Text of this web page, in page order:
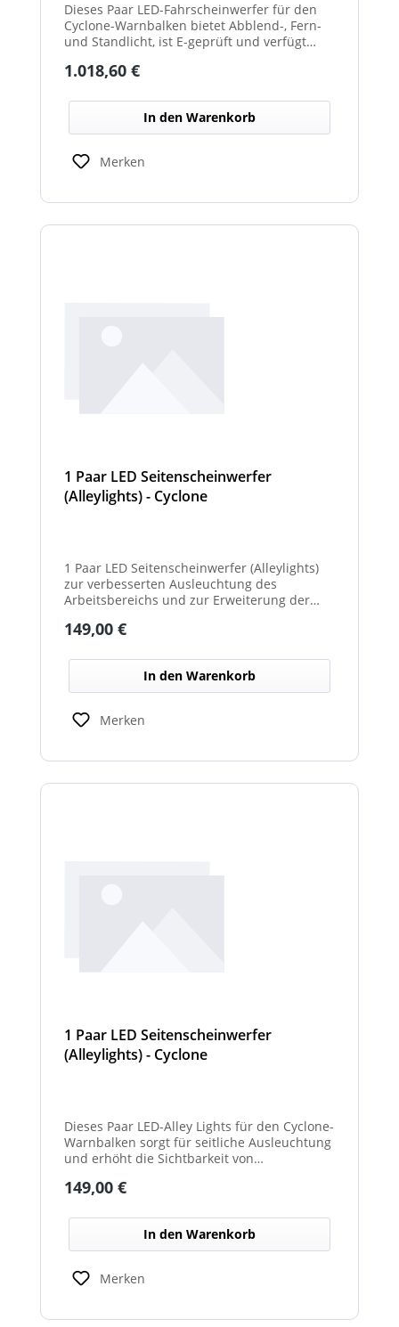
Dieses Paar LED-Fahrscheinwerfer für den
Cyclone-Warnbalken bietet Abblend-, Fern-
und Standlicht, ist E-geprüft und verfügt
Einsatz im Winterdienst.
Regulärer Preis:
1.018,60 €
In den Warenkorb
Merken
1 Paar LED Seitenscheinwerfer
(Alleylights) - Cyclone
1 Paar LED Seitenscheinwerfer (Alleylights)
zur verbesserten Ausleuchtung des
Arbeitsbereichs und zur Erweiterung der
Regulärer Preis:
149,00 €
In den Warenkorb
Merken
1 Paar LED Seitenscheinwerfer
(Alleylights) - Cyclone
Dieses Paar LED-Alley Lights für den Cyclone-
Warnbalken sorgt für seitliche Ausleuchtung
und erhöht die Sichtbarkeit von
Regulärer Preis:
149,00 €
In den Warenkorb
Merken